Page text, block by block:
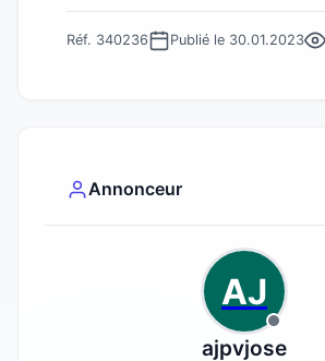
Réf. 340236 Publié le 30.01.2023
Annonceur
AJ
ajpvjose